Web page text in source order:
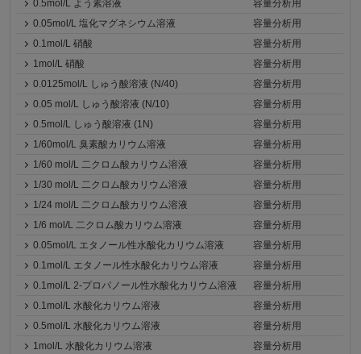
0.5mol/L よう素溶液
容量分析用
0.05mol/L 塩化マグネシウム溶液
容量分析用
0.1mol/L 硝酸
容量分析用
1mol/L 硝酸
容量分析用
0.0125mol/L しゅう酸溶液 (N/40)
容量分析用
0.05 mol/L しゅう酸溶液 (N/10)
容量分析用
0.5mol/L しゅう酸溶液 (1N)
容量分析用
1/60mol/L 臭素酸カリウム溶液
容量分析用
1/60 mol/L 二クロム酸カリウム溶液
容量分析用
1/30 mol/L 二クロム酸カリウム溶液
容量分析用
1/24 mol/L 二クロム酸カリウム溶液
容量分析用
1/6 mol/L 二クロム酸カリウム溶液
容量分析用
0.05mol/L エタノール性水酸化カリウム溶液
容量分析用
0.1mol/L エタノール性水酸化カリウム溶液
容量分析用
0.1mol/L 2-プロパノール性水酸化カリウム溶液
容量分析用
0.1mol/L 水酸化カリウム溶液
容量分析用
0.5mol/L 水酸化カリウム溶液
容量分析用
1mol/L 水酸化カリウム溶液
容量分析用